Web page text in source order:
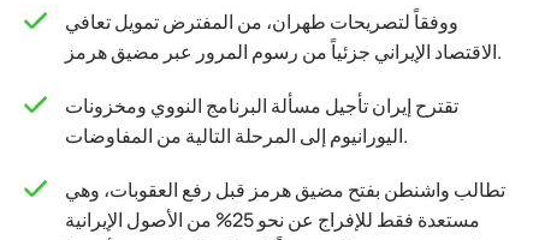
ووفقاً لتصريحات طهران، من المفترض تمويل تعافي
الاقتصاد الإيراني جزئياً من رسوم المرور عبر مضيق هرمز.
تقترح إيران تأجيل مسألة البرنامج النووي ومخزونات
اليورانيوم إلى المرحلة التالية من المفاوضات.
تطالب واشنطن بفتح مضيق هرمز قبل رفع العقوبات، وهي
مستعدة فقط للإفراج عن نحو 25% من الأصول الإيرانية